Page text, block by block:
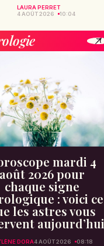
LAURA PERRET
4 AOÛT 2026
10:04
mardi 4
août 2026 pour
chaque signe
: voici ce
les astres vous
aujourd’hui
DORA4 AOÛT 2026 08:18